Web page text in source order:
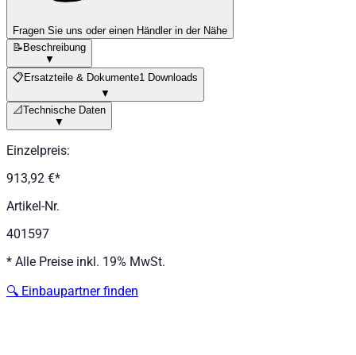
Fragen Sie uns oder einen Händler in der Nähe
📝Beschreibung
▼
📋Ersatzteile & Dokumente1 Downloads
▼
📐Technische Daten
▼
Einzelpreis:
913,92 €*
Artikel-Nr.
401597
* Alle Preise inkl. 19% MwSt.
🔍 Einbaupartner finden